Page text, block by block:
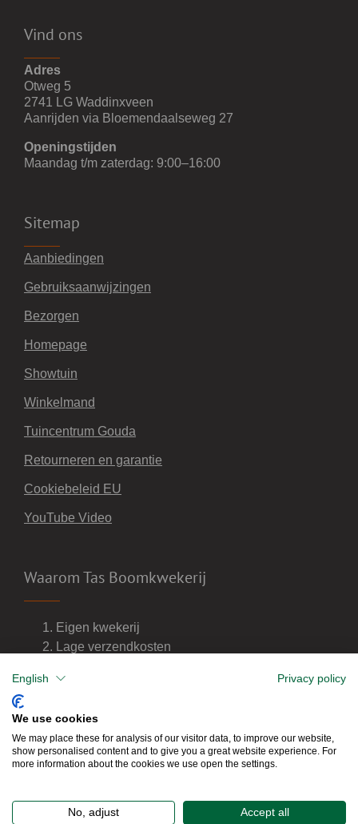
Vind ons
Adres
Otweg 5
2741 LG Waddinxveen
Aanrijden via Bloemendaalseweg 27
Openingstijden
Maandag t/m zaterdag: 9:00–16:00
Sitemap
Aanbiedingen
Gebruiksaanwijzingen
Bezorgen
Homepage
Showtuin
Winkelmand
Tuincentrum Gouda
Retourneren en garantie
Cookiebeleid EU
YouTube Video
Waarom Tas Boomkwekerij
Eigen kwekerij
Lage verzendkosten
Dealer van DCM meststoffen
English Privacy policy
We use cookies
We may place these for analysis of our visitor data, to improve our website,
show personalised content and to give you a great website experience. For
more information about the cookies we use open the settings.
No, adjust Accept all